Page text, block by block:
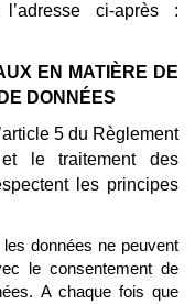
ci-après :
EN MATIÈRE DE
DONNÉES
5 du Règlement
le traitement des
les principes
données ne peuvent
le consentement de
A chaque fois que